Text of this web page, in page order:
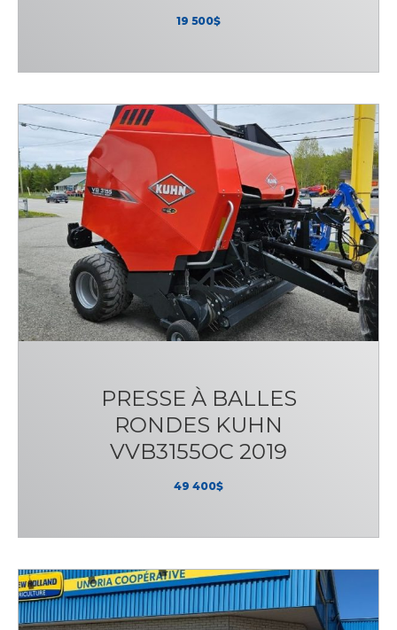
19 500$
PRESSE À BALLES
RONDES KUHN
VVB3155OC 2019
49 400$